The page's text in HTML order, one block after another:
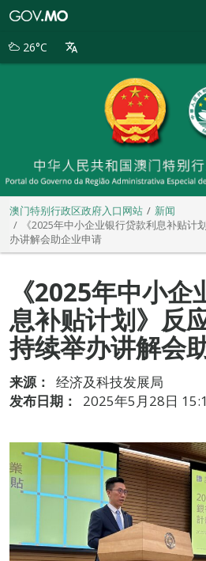
别
26°C
澳门特别行政区政府入口网站
新闻
《2025年中小企业银行贷款利息补贴计
办讲解会助企业申请
《2025年中小
息补贴计划》反
持续举办讲解会
来源：
经济及科技发展局
发布日期：
2025年5月28日